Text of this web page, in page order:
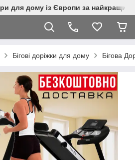
для дому із Європи за
Бігові доріжки для дому Бігова